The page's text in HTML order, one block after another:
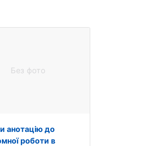
Без фото
анотацію до
роботи в